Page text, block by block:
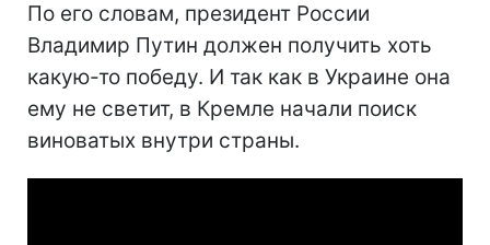
По его словам, президент России
Владимир Путин должен получить хоть
какую-то победу. И так как в Украине она
ему не светит, в Кремле начали поиск
виноватых внутри страны.